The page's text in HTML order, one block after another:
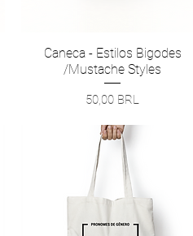
Vista rápida
Caneca - Estilos Bigodes
/Mustache Styles
Precio
50,00 BRL